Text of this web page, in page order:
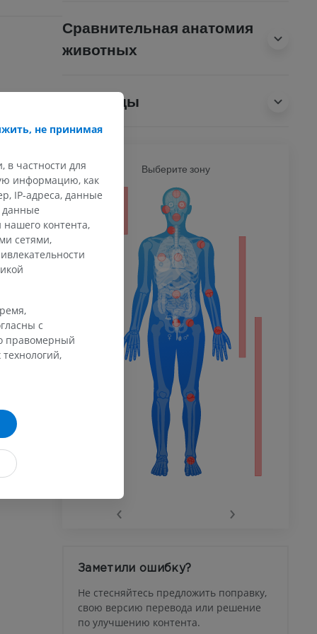
Сравнительная анатомия
животных
Переводы
Выберите зону
‹ ›
Заметили ошибку?
Не стесняйтесь предложить поправку,
свою версию перевода или решение
по улучшению контента.
не принимая
в частности для
информацию, как
IP-адреса, данные
данные
контента,
сетями,
с
правомерный